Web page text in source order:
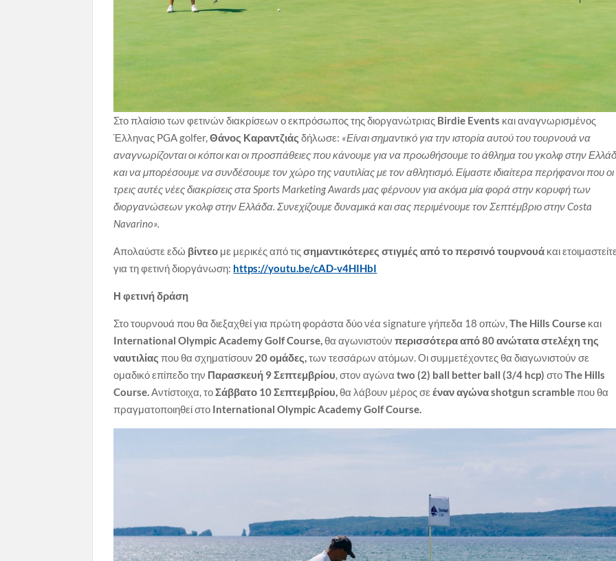
Στο πλαίσιο των φετινών διακρίσεων ο εκπρόσωπος της διοργανώτριας Birdie Events και αναγνωρισμένος
Έλληνας PGA golfer,Θάνος Καραντζιάς δήλωσε: «Είναι σημαντικό για την ιστορία αυτού του τουρνουά να
αναγνωρίζονται οι κόποι και οι προσπάθειες που κάνουμε για να προωθήσουμε το άθλημα του γκολφ στην
και να μπορέσουμε να συνδέσουμε τον χώρο της ναυτιλίας με τον αθλητισμό. Είμαστε ιδιαίτερα περήφανοι που οι
τρεις αυτές νέες διακρίσεις σταSports MarketingAwardsμας φέρνουν για ακόμα μία φορά στην κορυφή των
διοργανώσεων γκολφ στην Ελλάδα. Συνεχίζουμε δυναμικά και σας περιμένουμε τον Σεπτέμβριο στηνCosta
Navarino».
Απολαύστε εδώ βίντεο με μερικές από τιςσημαντικότερες στιγμές από το περσινό τουρνουά και
για τη φετινή διοργάνωση: https://youtu.be/cAD-v4HIHbI
Η φετινή δράση
Στο τουρνουά που θα διεξαχθεί για πρώτη φοράστα δύο νέα signature γήπεδα 18 οπών,The Hills Course και
International Olympic Academy Golf Course,θα αγωνιστούνπερισσότερα από 80 ανώτατα στελέχη της
ναυτιλίας που θα σχηματίσουν 20 ομάδες,των τεσσάρων ατόμων. Οι συμμετέχοντες θα διαγωνιστούν σε
ομαδικό επίπεδο την Παρασκευή 9 Σεπτεμβρίου, στον αγώναtwo (2) ball better ball (3/4 hcp) στοThe Hills
Course.Αντίστοιχα, τοΣάββατο 10 Σεπτεμβρίου,θα λάβουν μέρος σεέναν αγώνα shotgun scrambleπου θα
πραγματοποιηθεί στο International Olympic Academy Golf Course.